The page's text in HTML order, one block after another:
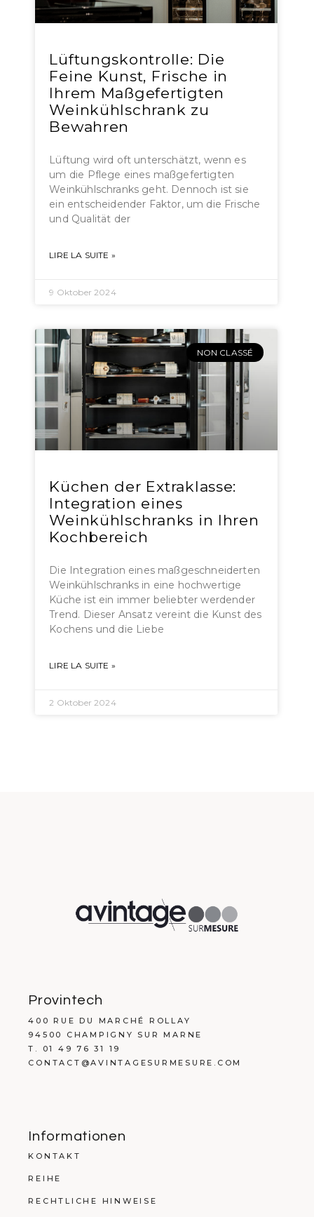
Lüftungskontrolle: Die
Feine Kunst, Frische in
Ihrem Maßgefertigten
Weinkühlschrank zu
Bewahren
Lüftung wird oft unterschätzt, wenn es
um die Pflege eines maßgefertigten
Weinkühlschranks geht. Dennoch ist sie
ein entscheidender Faktor, um die Frische
und Qualität der
LIRE LA SUITE »
9 Oktober 2024
NON CLASSÉ
Küchen der Extraklasse:
Integration eines
Weinkühlschranks in Ihren
Kochbereich
Die Integration eines maßgeschneiderten
Weinkühlschranks in eine hochwertige
Küche ist ein immer beliebter werdender
Trend. Dieser Ansatz vereint die Kunst des
Kochens und die Liebe
LIRE LA SUITE »
2 Oktober 2024
Provintech
400 RUE DU MARCHÉ ROLLAY
94500 CHAMPIGNY SUR MARNE
T. 01 49 76 31 19
CONTACT@AVINTAGESURMESURE.COM
Informationen
KONTAKT
REIHE
RECHTLICHE HINWEISE